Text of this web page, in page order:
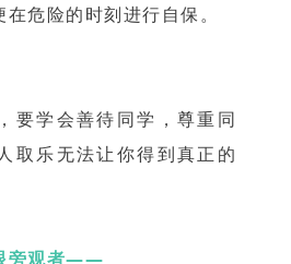
危险的时刻进行自保。
要学会善待同学，尊重同
取乐无法让你得到真正的
旁观者——